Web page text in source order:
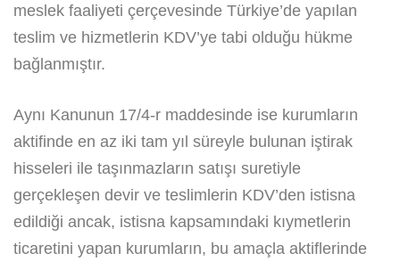
meslek faaliyeti çerçevesinde Türkiye’de yapılan
teslim ve hizmetlerin KDV’ye tabi olduğu hükme
bağlanmıştır.
Aynı Kanunun 17/4-r maddesinde ise kurumların
aktifinde en az iki tam yıl süreyle bulunan iştirak
hisseleri ile taşınmazların satışı suretiyle
gerçekleşen devir ve teslimlerin KDV’den istisna
edildiği ancak, istisna kapsamındaki kıymetlerin
ticaretini yapan kurumların, bu amaçla aktiflerinde